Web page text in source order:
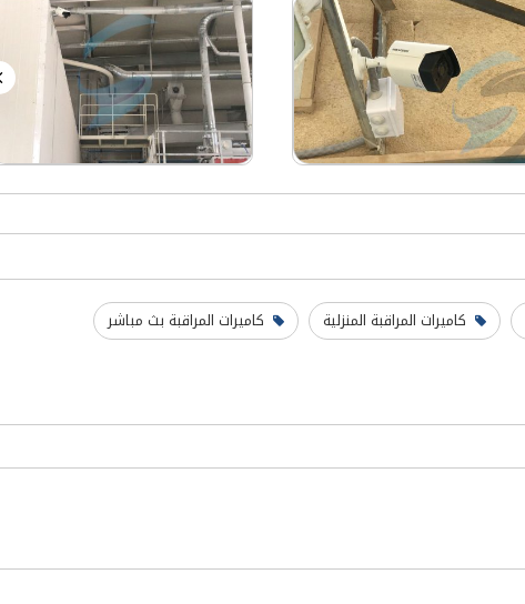
كاميرات المراقبة المنزلية كاميرات المراقبة بث مباشر